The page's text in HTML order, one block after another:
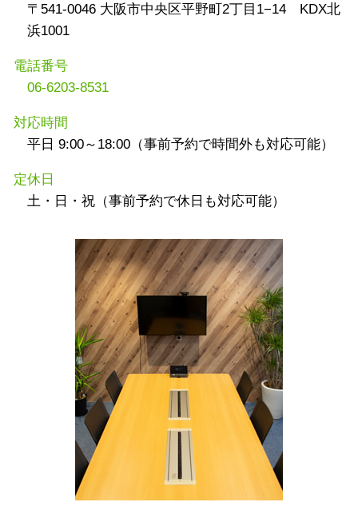
〒541-0046 大阪市中央区平野町2丁目1−14 KDX北
浜1001
電話番号
06-6203-8531
対応時間
平日 9:00～18:00（事前予約で時間外も対応可能）
定休日
土・日・祝（事前予約で休日も対応可能）